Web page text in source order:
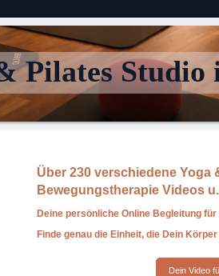
Pilates
Über 230 verschiedene Yoga
Bewegungstherapie Videos
Deine persönliche Online Begleitung für
Finde genau die Einheit, die Dein
Dein Video